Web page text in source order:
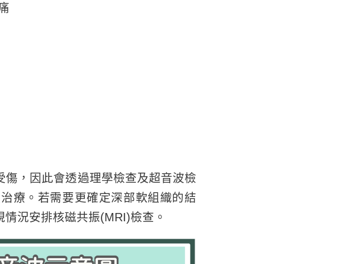
，因此會透過理學檢查及超音波檢
療。若需要更確定深部軟組織的結
況安排核磁共振(MRI)檢查。